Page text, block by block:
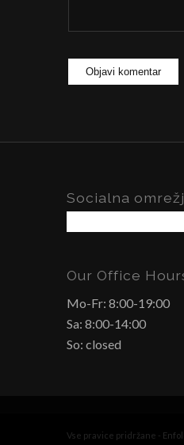
Socialna
Our Office
Mo-Fr: 8:00-19:00
Sa: 8:00-14:00
So: closed
Vse pravice pridržane -